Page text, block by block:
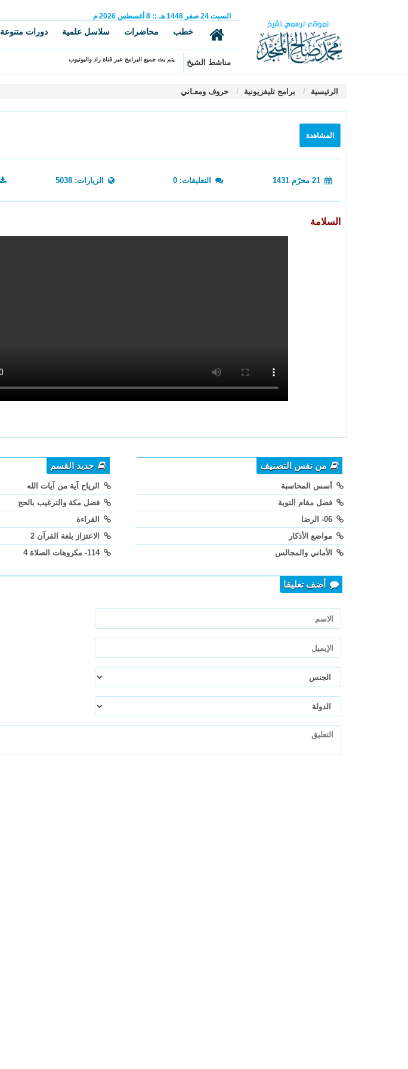
السبت 24 صفر 1448 هـ ::
8 أغسطس 2026 م
خطب محاضرات سلاسل علمية دورات متنوعة
مناشط الشيخ يتم بث جميع البرامج عبر قناة زاد واليوتيوب
الرئيسية برامج تليفزيونية حروف ومعـاني
المشاهدة
التعليقات: 0 الزيارات: 5038
السلامة
من نفس التصنيف
أسس المحاسبة
فضل مقام التوبة
مواضع الأذكار
الأماني والمجالس
جديد القسم
الرياح آية من آيات الله
فضل مكة والترغيب بالحج
القراءة
الاعتزاز بلغة القرآن 2
114- مكروهات الصلاة 4
أضف تعليقا